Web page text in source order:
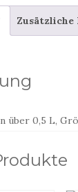
über 0,5 L,